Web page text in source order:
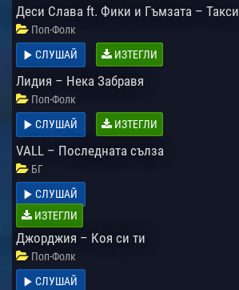
Деси Слава ft. Фики и Гъмзата – Такси
Поп-Фолк
СЛУШАЙ
ИЗТЕГЛИ
Лидия – Нека Забравя
Поп-Фолк
СЛУШАЙ
ИЗТЕГЛИ
VALL – Последната сълза
БГ
СЛУШАЙ
ИЗТЕГЛИ
Джорджия – Коя си ти
Поп-Фолк
СЛУШАЙ